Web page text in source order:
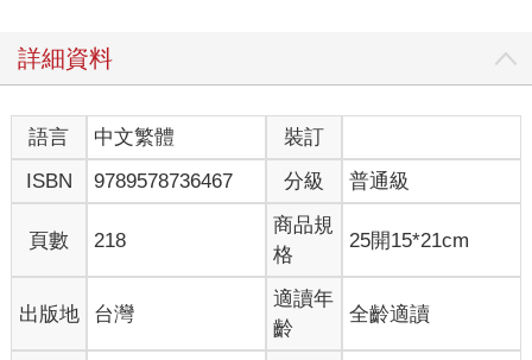
詳細資料
語言 中文繁體
裝訂
ISBN
9789578736467 分級 普通級
頁數 218
商品規
格
25開15*21cm
出版地 台灣
適讀年
齡
全齡適讀